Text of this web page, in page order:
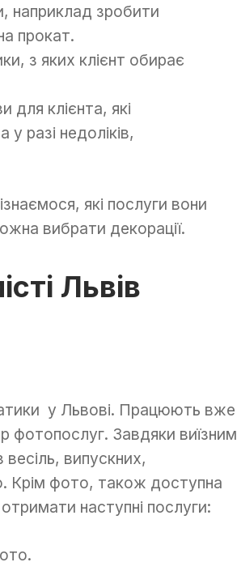
наприклад зробити
прокат.
з яких клієнт обирає
клієнта, які
разі недоліків,
які послуги вони
вибрати декорації.
Львів
у Львові. Працюють вже
фотопослуг. Завдяки виїзним
випускних,
Крім фото, також доступна
наступні послуги: